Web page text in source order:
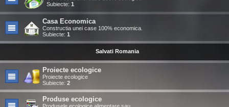
Subiecte: 1
Casa Economica
Constructia unei case 100% economica.
Subiecte: 1
Salvati Romania
Proiecte ecologice
Proiecte ecologice
Subiecte: 2
Produse ecologice